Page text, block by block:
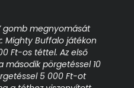
gomb megnyomását
Mighty Buffalo játékon
Ft-os téttel. Az első
második pörgetéssel 10
5 000 Ft-ot